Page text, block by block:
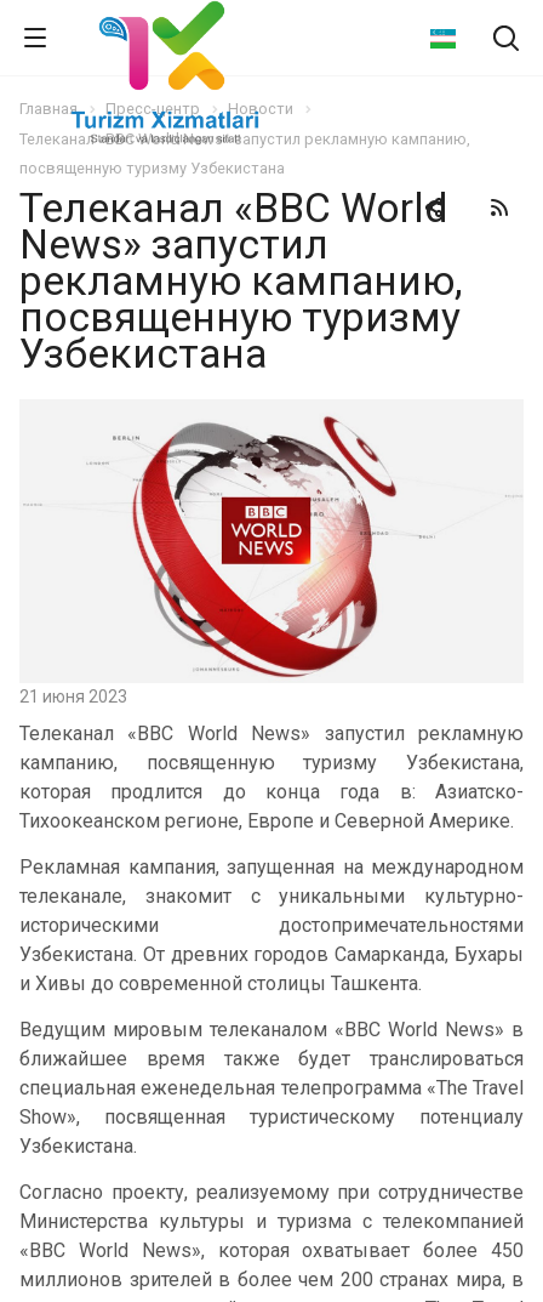
Главная Пресс-центр
Новости
Телеканал «BBC World News» запустил рекламную кампанию,
посвященную туризму Узбекистана
Телеканал «BBC World
News» запустил
рекламную кампанию,
посвященную туризму
Узбекистана
21 июня 2023
Телеканал «BBC World News» запустил рекламную
кампанию, посвященную туризму Узбекистана,
которая продлится до конца года в: Азиатско-
Тихоокеанском регионе, Европе и Северной Америке.
Рекламная кампания, запущенная на международном
телеканале, знакомит с уникальными культурно-
историческими достопримечательностями
Узбекистана. От древних городов Самарканда, Бухары
и Хивы до современной столицы Ташкента.
Ведущим мировым телеканалом «BBC World News» в
ближайшее время также будет транслироваться
специальная еженедельная телепрограмма «The Travel
Show», посвященная туристическому потенциалу
Узбекистана.
Согласно проекту, реализуемому при сотрудничестве
Министерства культуры и туризма с телекомпанией
«BBC World News», которая охватывает более 450
миллионов зрителей в более чем 200 странах мира, в